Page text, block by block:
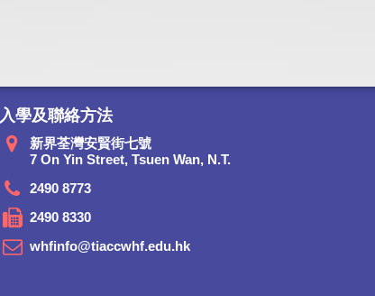
入學及聯絡方法
新界荃灣安賢街七號
7 On Yin Street, Tsuen Wan, N.T.
2490 8773
2490 8330
whfinfo@tiaccwhf.edu.hk